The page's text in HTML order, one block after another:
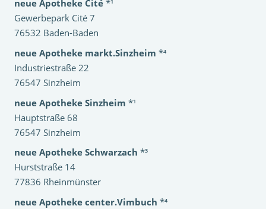
neue Apotheke Cité *¹
Gewerbepark Cité 7
76532 Baden-Baden
neue Apotheke markt.Sinzheim *⁴
Industriestraße 22
76547 Sinzheim
neue Apotheke Sinzheim *¹
Hauptstraße 68
76547 Sinzheim
neue Apotheke Schwarzach *³
Hurststraße 14
77836 Rheinmünster
neue Apotheke center.Vimbuch *⁴